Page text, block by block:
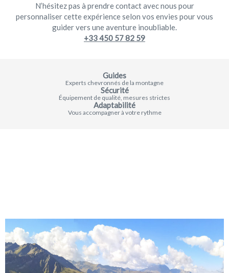
N’hésitez pas à prendre contact avec nous pour
personnaliser cette expérience selon vos envies pour vous
guider vers une aventure inoubliable.
+33 450 57 82 59
Guides
Experts chevronnés de la montagne
Sécurité
Équipement de qualité, mesures strictes
Adaptabilité
Vous accompagner à votre rythme